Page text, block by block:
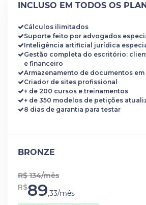
INCLUSO EM TODOS OS
Cálculos ilimitados
Suporte feito por advogados
Inteligência artificial jurídica
Gestão completa do escritório:
e financeiro
Armazenamento de documentos em
Criador de sites profissional
+ de 200 cursos e treinamentos
+ de 350 modelos de petições
8 dias de garantia para testar
BRONZE
R$ 134/mês
R$89,33/mês